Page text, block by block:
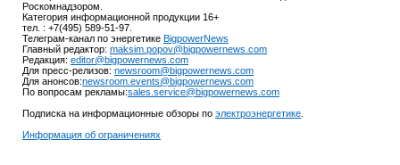
Роскомнадзором.
Категория информационной продукции 16+
тел. : +7(495) 589-51-97.
Телеграм-канал по энергетике BigpowerNews
Главный редактор: maksim.popov@bigpowernews.com
Редакция: editor@bigpowernews.com
Для пресс-релизов: newsroom@bigpowernews.com
Для анонсов:newsroom.events@bigpowernews.com
По вопросам рекламы:sales.service@bigpowernews.com
Подписка на информационные обзоры по электроэнергетике
Информация об ограничениях